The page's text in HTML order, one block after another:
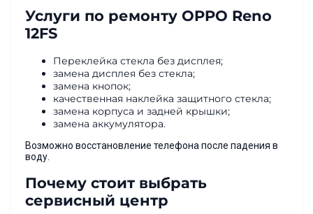
Услуги по ремонту OPPO Reno
12FS
Переклейка стекла без дисплея;
замена дисплея без стекла;
замена кнопок;
качественная наклейка защитного стекла;
замена корпуса и задней крышки;
замена аккумулятора.
Возможно восстановление телефона после падения в
воду.
Почему стоит выбрать
сервисный центр